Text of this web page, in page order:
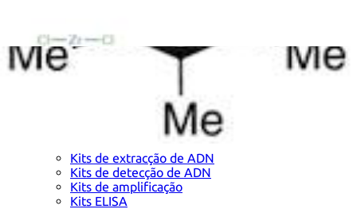
Kits de extracção de ADN
Kits de detecção de ADN
Kits de amplificação
Kits ELISA